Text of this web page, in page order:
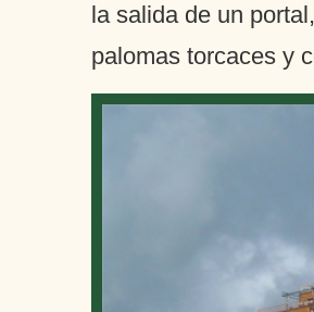
la salida de un
palomas torcaces y